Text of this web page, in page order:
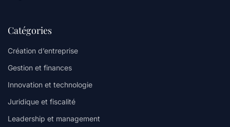
Catégories
Création d’entreprise
Gestion et finances
Innovation et technologie
Juridique et fiscalité
Leadership et management